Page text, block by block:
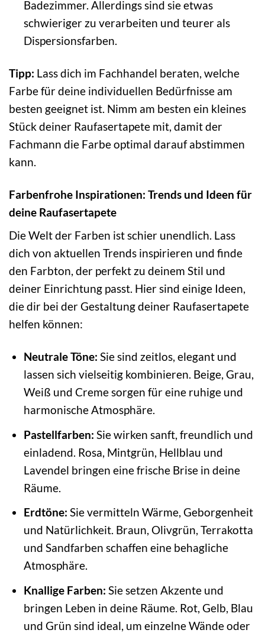
Badezimmer. Allerdings sind sie etwas
schwieriger zu verarbeiten und teurer als
Dispersionsfarben.
Tipp: Lass dich im Fachhandel beraten, welche
Farbe für deine individuellen Bedürfnisse am
besten geeignet ist. Nimm am besten ein kleines
Stück deiner Raufasertapete mit, damit der
Fachmann die Farbe optimal darauf abstimmen
kann.
Farbenfrohe Inspirationen: Trends und Ideen für
deine Raufasertapete
Die Welt der Farben ist schier unendlich. Lass
dich von aktuellen Trends inspirieren und finde
den Farbton, der perfekt zu deinem Stil und
deiner Einrichtung passt. Hier sind einige Ideen,
die dir bei der Gestaltung deiner Raufasertapete
helfen können:
Neutrale Töne: Sie sind zeitlos, elegant und
lassen sich vielseitig kombinieren. Beige, Grau,
Weiß und Creme sorgen für eine ruhige und
harmonische Atmosphäre.
Pastellfarben: Sie wirken sanft, freundlich und
einladend. Rosa, Mintgrün, Hellblau und
Lavendel bringen eine frische Brise in deine
Räume.
Erdtöne: Sie vermitteln Wärme, Geborgenheit
und Natürlichkeit. Braun, Olivgrün, Terrakotta
und Sandfarben schaffen eine behagliche
Atmosphäre.
Knallige Farben: Sie setzen Akzente und
bringen Leben in deine Räume. Rot, Gelb, Blau
und Grün sind ideal, um einzelne Wände oder